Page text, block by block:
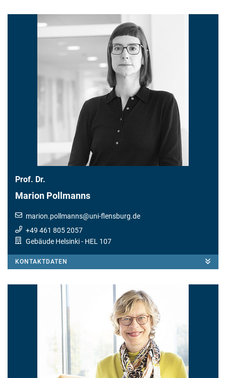
Prof. Dr.
Marion Pollmanns
marion.pollmanns@uni-flensburg.de
+49 461 805 2057
Gebäude Helsinki- HEL 107
KONTAKTDATEN